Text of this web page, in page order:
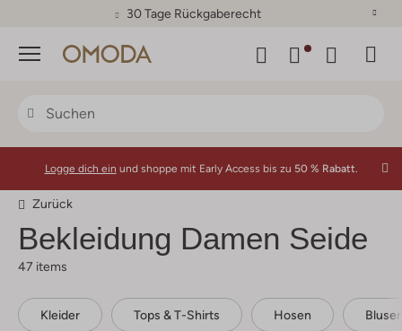
30 Tage Rückgaberecht
Menü
Logge dich ein und shoppe mit Early Access bis zu 50 % Rabatt.
Zurück
Bekleidung Damen Seide
47 items
Kleider Tops & T-Shirts Hosen